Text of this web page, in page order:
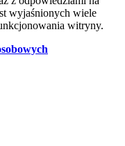
wyjaśnionych wiele
witryny.